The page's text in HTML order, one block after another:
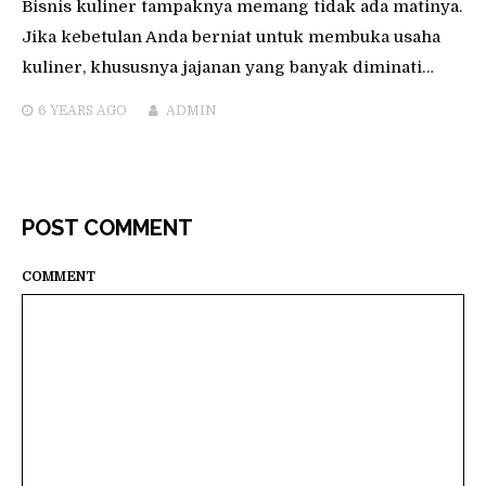
Bisnis kuliner tampaknya memang tidak ada matinya.
Jika kebetulan Anda berniat untuk membuka usaha
kuliner, khususnya jajanan yang banyak diminati…
6 YEARS AGO ADMIN
POST COMMENT
COMMENT